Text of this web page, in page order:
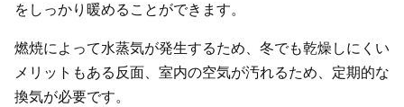
をしっかり暖めることができます。
燃焼によって水蒸気が発生するため、冬でも乾燥しにくい
メリットもある反面、室内の空気が汚れるため、定期的な
換気が必要です。